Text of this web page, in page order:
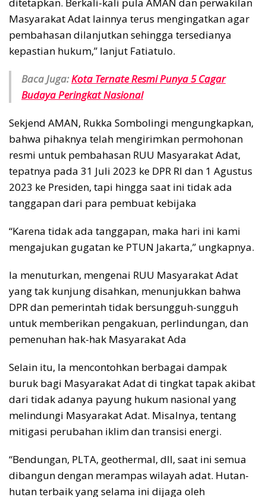
Masyarakat Adat lainnya terus mengingatkan agar
pembahasan dilanjutkan sehingga tersedianya
kepastian hukum,” lanjut Fatiatulo.
Baca Juga:Kota Ternate Resmi Punya 5 Cagar
Budaya Peringkat Nasional
Sekjend AMAN, Rukka Sombolingi mengungkapkan,
bahwa pihaknya telah mengirimkan permohonan
resmi untuk pembahasan RUU Masyarakat Adat,
tepatnya pada 31 Juli 2023 ke DPR RI dan 1 Agustus
2023 ke Presiden, tapi hingga saat ini tidak ada
tanggapan dari para pembuat kebijaka
“Karena tidak ada tanggapan, maka hari ini kami
mengajukan gugatan ke PTUN Jakarta,” ungkapnya.
Ia menuturkan, mengenai RUU Masyarakat Adat
yang tak kunjung disahkan, menunjukkan bahwa
DPR dan pemerintah tidak bersungguh-sungguh
untuk memberikan pengakuan, perlindungan, dan
pemenuhan hak-hak Masyarakat Ada
Selain itu, Ia mencontohkan berbagai dampak
buruk bagi Masyarakat Adat di tingkat tapak akibat
dari tidak adanya payung hukum nasional yang
melindungi Masyarakat Adat. Misalnya, tentang
mitigasi perubahan iklim dan transisi energi.
“Bendungan, PLTA, geothermal, dll, saat ini semua
dibangun dengan merampas wilayah adat. Hutan-
hutan terbaik yang selama ini dijaga oleh